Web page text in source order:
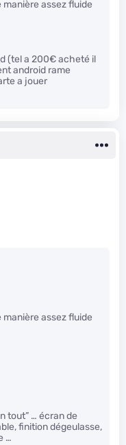
manière assez fluide
(tel a 200€ acheté il
android rame
a jouer
manière assez fluide
tout” … écran de
finition dégeulasse,
…